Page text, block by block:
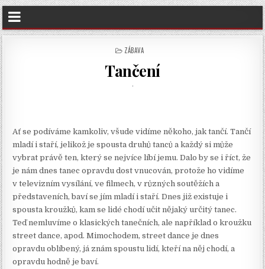
POSTED
ZÁBAVA
Tančení
Ať se podíváme kamkoliv, všude vidíme někoho, jak tančí. Tančí
mladí i staří, jelikož je spousta druhů tanců a každý si může
vybrat právě ten, který se nejvíce líbí jemu. Dalo by se i říct, že
je nám dnes tanec opravdu dost vnucován, protože ho vidíme
v televizním vysílání, ve filmech, v různých soutěžích a
představeních, baví se jím mladí i staří. Dnes již existuje i
spousta kroužků, kam se lidé chodí učit nějaký určitý tanec.
Teď nemluvíme o klasických tanečních, ale například o kroužku
street dance, apod. Mimochodem, street dance je dnes
opravdu oblíbený, já znám spoustu lidí, kteří na něj chodí, a
opravdu hodně je baví.